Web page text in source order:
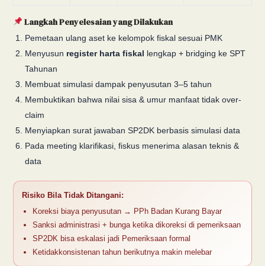
Langkah Penyelesaian yang Dilakukan
Pemetaan ulang aset ke kelompok fiskal sesuai PMK
Menyusun register harta fiskal lengkap + bridging ke SPT
Tahunan
Membuat simulasi dampak penyusutan 3–5 tahun
Membuktikan bahwa nilai sisa & umur manfaat tidak over-
claim
Menyiapkan surat jawaban SP2DK berbasis simulasi data
Pada meeting klarifikasi, fiskus menerima alasan teknis &
data
Risiko Bila Tidak Ditangani:
Koreksi biaya penyusutan → PPh Badan Kurang Bayar
Sanksi administrasi + bunga ketika dikoreksi di pemeriksaan
SP2DK bisa eskalasi jadi Pemeriksaan formal
Ketidakkonsistenan tahun berikutnya makin melebar